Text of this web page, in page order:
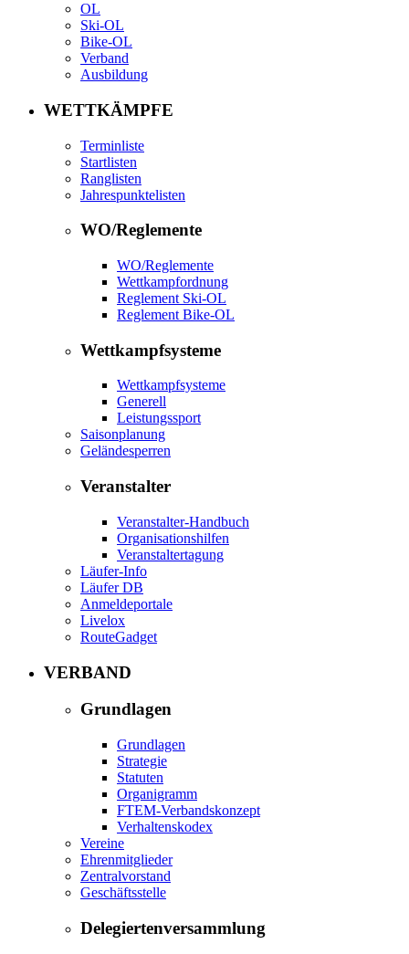
OL
Ski-OL
Bike-OL
Verband
Ausbildung
WETTKÄMPFE
Terminliste
Startlisten
Ranglisten
Jahrespunktelisten
WO/Reglemente
WO/Reglemente
Wettkampfordnung
Reglement Ski-OL
Reglement Bike-OL
Wettkampfsysteme
Wettkampfsysteme
Generell
Leistungssport
Saisonplanung
Geländesperren
Veranstalter
Veranstalter-Handbuch
Organisationshilfen
Veranstaltertagung
Läufer-Info
Läufer DB
Anmeldeportale
Livelox
RouteGadget
VERBAND
Grundlagen
Grundlagen
Strategie
Statuten
Organigramm
FTEM-Verbandskonzept
Verhaltenskodex
Vereine
Ehrenmitglieder
Zentralvorstand
Geschäftsstelle
Delegiertenversammlung